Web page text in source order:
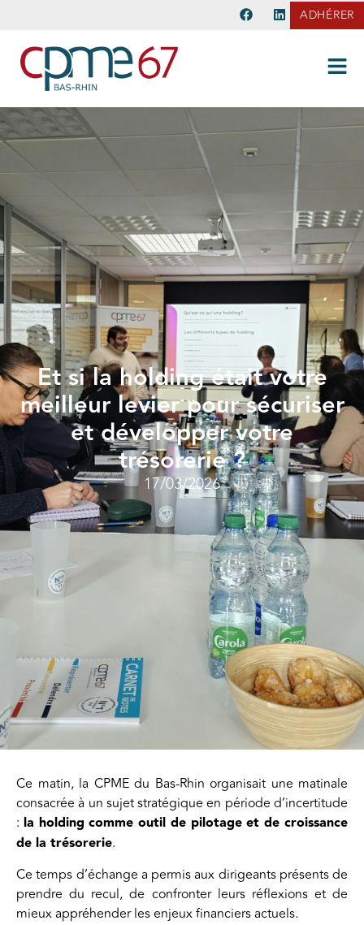
ADHÉRER
Et si la holding était votre
meilleur levier pour sécuriser
et développer votre
trésorerie ?
17/03/2026
Ce matin, la CPME du Bas-Rhin organisait une matinale
consacréeà un sujetstratégiqueen périoded’incertitude
: la holdingcommeoutil de pilotageetdecroissance
de la trésorerie.
Cetemps d’échange a permisaux dirigeants présentsde
prendredu recul,de confronter leurs réflexions et de
mieuxappréhenderlesenjeuxfinanciersactuels.